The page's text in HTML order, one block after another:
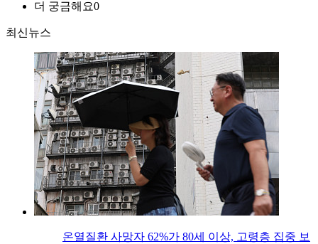
더 궁금해요0
최신뉴스
온열질환 사망자 62%가 80세 이상, 고령층 집중 보